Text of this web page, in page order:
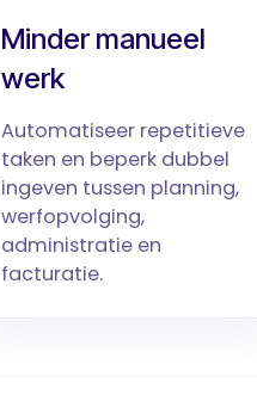
Minder manueel
werk
Automatiseer repetitieve
taken en beperk dubbel
ingeven tussen planning,
werfopvolging,
administratie en
facturatie.